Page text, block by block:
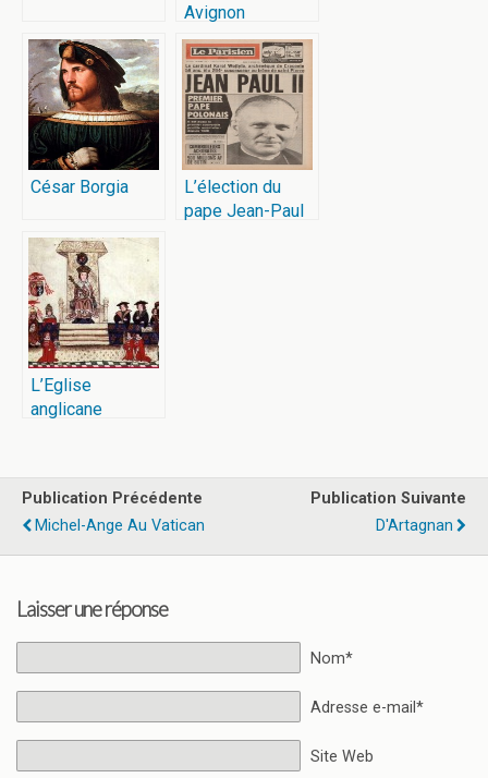
Avignon
César Borgia
L’élection du
pape Jean-Paul
L’Eglise
anglicane
Publication Précédente
Michel-Ange Au Vatican
Publication Suivante
D'Artagnan
Laisser une réponse
Nom*
Adresse e-mail*
Site Web